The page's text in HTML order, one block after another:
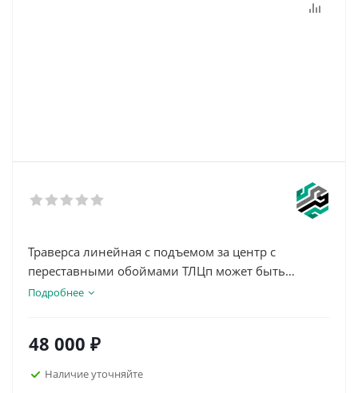
Траверса линейная с подъемом за центр с
переставными обоймами ТЛЦп может быть
использована для подъема и перемещения
ограниченной высоты подъема, а благодаря
наличию в конструкции переставных обойм,
Подробнее
48 000 ₽
Наличие уточняйте